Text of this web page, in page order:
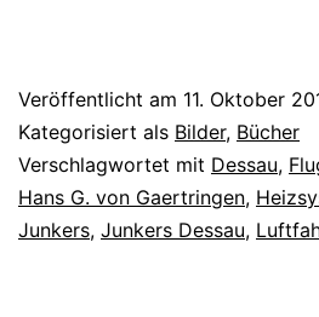
Veröffentlicht am 11. Oktober
Kategorisiert als Bilder, Bücher
Verschlagwortet mit Dessau,
Hans G. von Gaertringen,
Junkers, Junkers Dessau,